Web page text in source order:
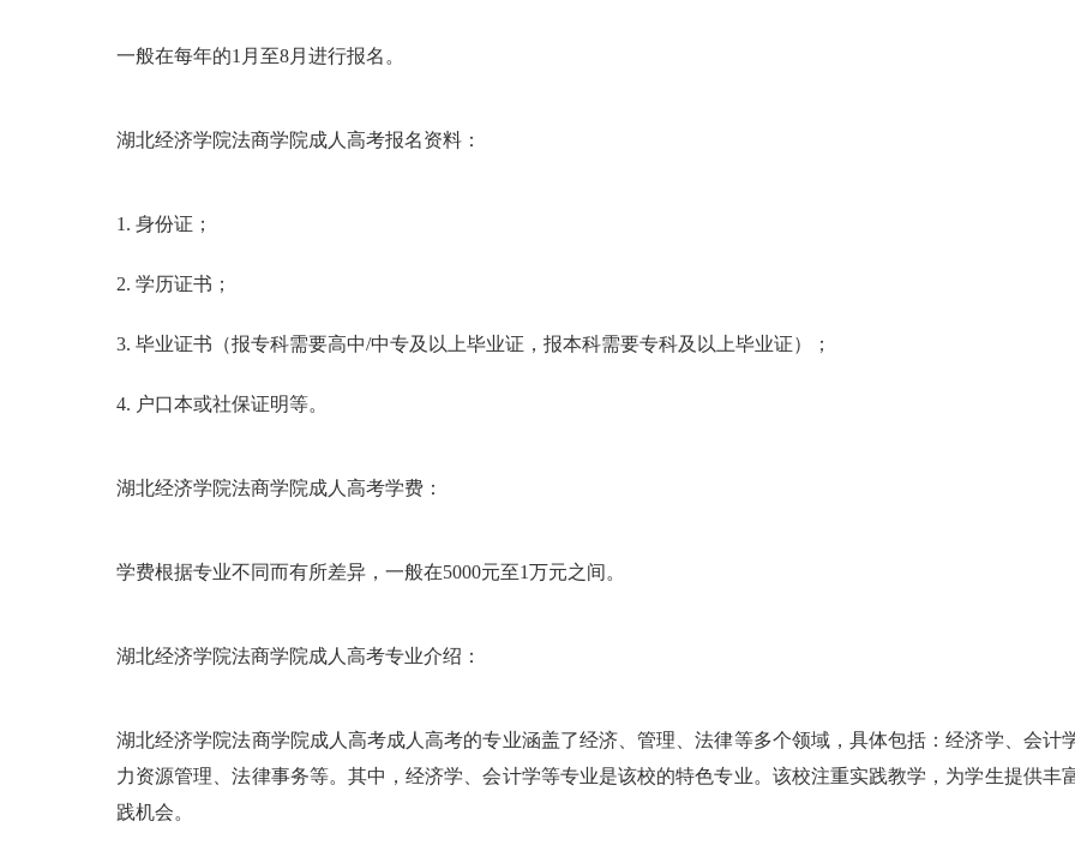
一般在每年的1月至8月进行报名。
湖北经济学院法商学院成人高考报名资料：
1. 身份证；
2. 学历证书；
3. 毕业证书（报专科需要高中/中专及以上毕业证，报本科需要专科及以上毕业证）；
4. 户口本或社保证明等。
湖北经济学院法商学院成人高考学费：
学费根据专业不同而有所差异，一般在5000元至1万元之间。
湖北经济学院法商学院成人高考专业介绍：
湖北经济学院法商学院成人高考成人高考的专业涵盖了经济、管理、法律等多个领域，具体包括：经济学、会计
力资源管理、法律事务等。其中，经济学、会计学等专业是该校的特色专业。该校注重实践教学，为学生提供丰
践机会。